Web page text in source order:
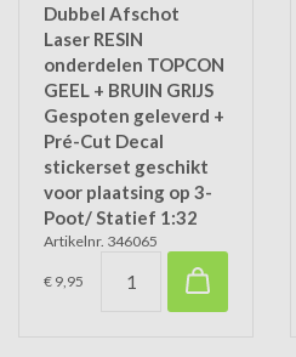
Dubbel Afschot
Laser RESIN
onderdelen TOPCON
GEEL + BRUIN GRIJS
Gespoten geleverd +
Pré-Cut Decal
stickerset geschikt
voor plaatsing op 3-
Poot/ Statief 1:32
Artikelnr. 346065
€ 9,95